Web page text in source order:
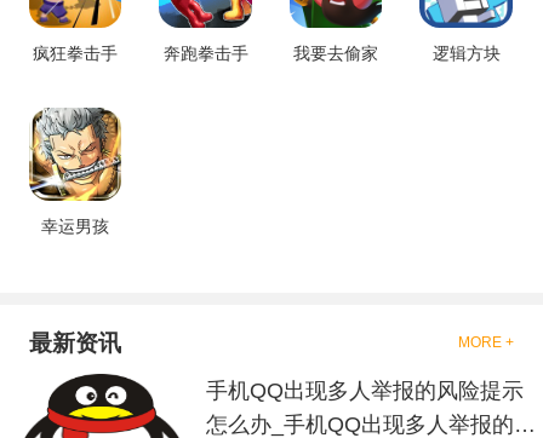
够去进行体验的，我们也是能够
去刺激的进行对战的，小编现在
就是收集了一些有意思的拳击游
戏，相信你们一定会喜欢的。
疯狂拳击手 奔跑拳击手 我要去偷家 逻辑方块
幸运男孩
最新资讯 MORE +
手机QQ出现多人举报的风险提示
怎么办_手机QQ出现多人举报的风